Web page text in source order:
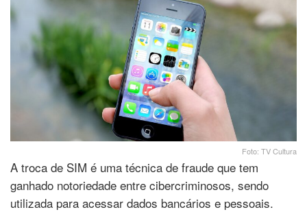
Foto: TV Cultura
A troca de SIM é uma técnica de fraude que tem
ganhado notoriedade entre cibercriminosos, sendo
utilizada para acessar dados bancários e pessoais.